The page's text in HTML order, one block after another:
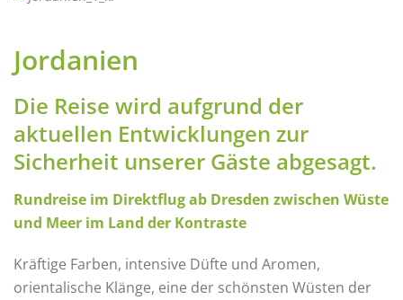
Jordanien
Die Reise wird aufgrund der
aktuellen Entwicklungen zur
Sicherheit unserer Gäste abgesagt.
Rundreise im Direktflug ab Dresden zwischen Wüste
und Meer im Land der Kontraste
Kräftige Farben, intensive Düfte und Aromen,
orientalische Klänge, eine der schönsten Wüsten der